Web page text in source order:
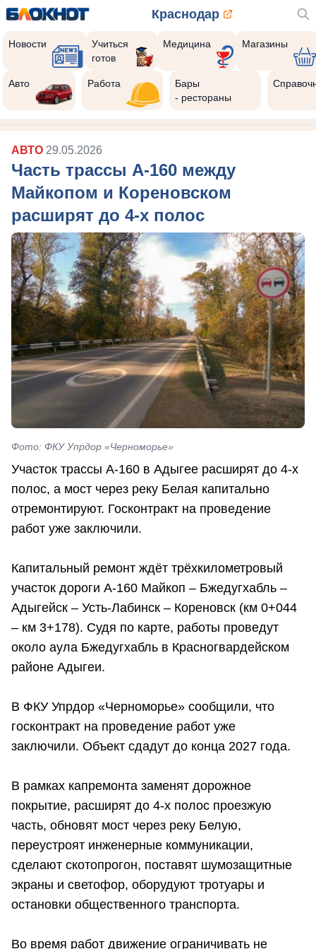
Краснодар
Новости
Учиться
готов
Медицина Магазины
Авто Работа
Бары
- рестораны
АВТО 29.05.2026
Часть трассы А-160 между
Майкопом и Кореновском
расширят до 4-х полос
Фото: ФКУ Упрдор «Черноморье»
Участок трассы А-160 в Адыгее расширят до 4-х
полос, а мост через реку Белая капитально
отремонтируют. Госконтракт на проведение
работ уже заключили.
Капитальный ремонт ждёт трёхкилометровый
участок дороги А-160 Майкоп – Бжедугхабль –
Адыгейск – Усть-Лабинск – Кореновск (км 0+044
– км 3+178). Судя по карте, работы проведут
около аула Бжедугхабль в Красногвардейском
районе Адыгеи.
В ФКУ Упрдор «Черноморье» сообщили, что
госконтракт на проведение работ уже
заключили. Объект сдадут до конца 2027 года.
В рамках капремонта заменят дорожное
покрытие, расширят до 4-х полос проезжую
часть, обновят мост через реку Белую,
переустроят инженерные коммуникации,
сделают скотопрогон, поставят шумозащитные
экраны и светофор, оборудуют тротуары и
остановки общественного транспорта.
Во время работ движение ограничивать не
Реклама закроется через: